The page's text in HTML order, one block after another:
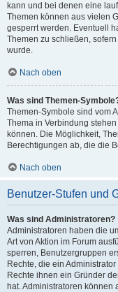
kann und bei denen eine
Themen können aus vielen
gesperrt werden. Eventuell
Themen zu schließen,
wurde.
Nach oben
Was sind Themen-
Themen-Symbole sind vom
Thema in Verbindung
können. Die Möglichkeit,
Berechtigungen ab, die die
Nach oben
Benutzer-Stufen und
Was sind Administratoren?
Administratoren haben die
Art von Aktion im Forum
sperren, Benutzergruppen
Rechte, die ein
Rechte ihnen ein Gründer
hat. Administratoren